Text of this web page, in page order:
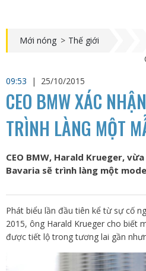
Mới nóng > Thế giới
09:53
| 25/10/2015
CEO BMW XÁC
TRÌNH LÀNG MỘT
CEO BMW, Harald Krueger,
Bavaria sẽ trình làng một
Phát biểu lần đầu tiên kể từ sự cố
2015, ông Harald Krueger cho biết
được tiết lộ trong tương lai gần